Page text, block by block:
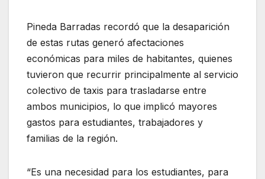
Pineda Barradas recordó que la desaparición
de estas rutas generó afectaciones
económicas para miles de habitantes, quienes
tuvieron que recurrir principalmente al servicio
colectivo de taxis para trasladarse entre
ambos municipios, lo que implicó mayores
gastos para estudiantes, trabajadores y
familias de la región.
“Es una necesidad para los estudiantes, para